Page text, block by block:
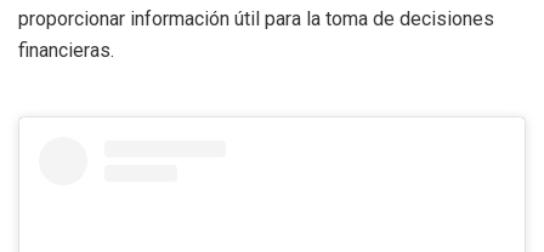
proporcionar información útil para la toma de decisiones
financieras.